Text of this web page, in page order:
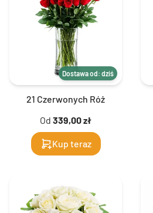
Dostawa od: dziś
21 Czerwonych Róż
Od 339,00 zł
Kup teraz